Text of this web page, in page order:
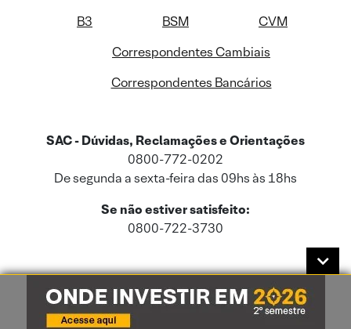
B3 BSM
CVM
Correspondentes Cambiais
Correspondentes Bancários
SAC - Dúvidas, Reclamações e Orientações
0800-772-0202
De segunda a sexta-feira das 09hs às 18hs
Se não estiver satisfeito:
0800-722-3730
Este site usa cookies e dados pessoais de acordo com a nossaPolítica de
Cookies
e a nossaPolítica de Privacidade.